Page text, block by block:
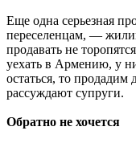
Еще одна серьезная
переселенцам, —
продавать не
уехать в Армению, у
остаться, то
рассуждают супруги.
Обратно не хочется